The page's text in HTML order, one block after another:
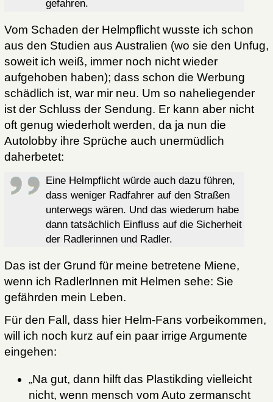
gefahren.
Vom Schaden der Helmpflicht wusste ich schon
aus den Studien aus Australien (wo sie den Unfug,
soweit ich weiß, immer noch nicht wieder
aufgehoben haben); dass schon die Werbung
schädlich ist, war mir neu. Um so naheliegender
ist der Schluss der Sendung. Er kann aber nicht
oft genug wiederholt werden, da ja nun die
Autolobby ihre Sprüche auch unermüdlich
daherbetet:
Eine Helmpflicht würde auch dazu führen,
dass weniger Radfahrer auf den Straßen
unterwegs wären. Und das wiederum habe
dann tatsächlich Einfluss auf die Sicherheit
der Radlerinnen und Radler.
Das ist der Grund für meine betretene Miene,
wenn ich RadlerInnen mit Helmen sehe: Sie
gefährden mein Leben.
Für den Fall, dass hier Helm-Fans vorbeikommen,
will ich noch kurz auf ein paar irrige Argumente
eingehen:
„Na gut, dann hilft das Plastikding vielleicht
nicht, wenn mensch vom Auto zermanscht